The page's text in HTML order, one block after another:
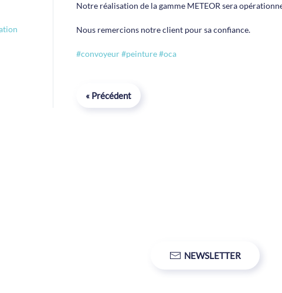
Notre réalisation de la gamme METEOR sera
Nous remercions notre client pour sa confiance.
#convoyeur#peinture#oca
« Précédent
NEWSLETTER